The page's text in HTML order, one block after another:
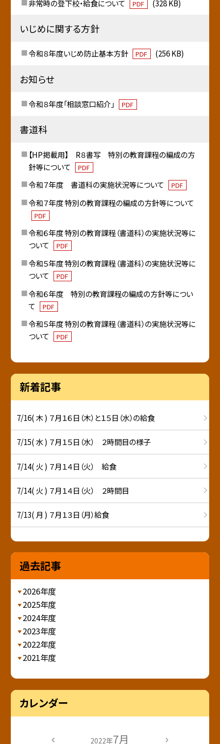
非常時の登下校・給食について PDF (328 KB)
いじめに関する方針
令和８年度いじめ防止基本方針 PDF (256 KB)
お知らせ
令和８年度「相談窓口紹介」 PDF
書道科
【HP掲載用】 R８書写 特別の教育課程の編成の方
針等について
PDF
令和７年度 書道科の実施状況等について PDF
令和７年度 特別の教育課程の編成の方針等について
PDF
令和６年度 特別の教育課程（書道科）の実施状況等に
ついて
PDF
令和５年度 特別の教育課程（書道科）の実施状況等に
ついて
PDF
令和６年度 特別の教育課程の編成の方針等につい
て
PDF
令和５年度 特別の教育課程（書道科）の実施状況等に
ついて
PDF
新着記事
7/16( 木 ) ７月１６日（木）と１５日（水）の給食
7/15( 水 ) ７月１５日（水） ２時間目の様子
7/14( 火 ) ７月１４日（火） 給食
7/14( 火 ) ７月１４日（火） ２時間目
7/13( 月 ) ７月１３日（月）給食
過去記事
2026年度
2025年度
2024年度
2023年度
2022年度
2021年度
カレンダー
2022年7月